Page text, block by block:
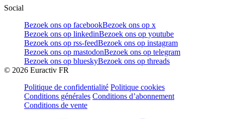
Social
Bezoek ons op facebookBezoek ons op x
Bezoek ons op linkedinBezoek ons op youtube
Bezoek ons op rss-feedBezoek ons op instagram
Bezoek ons op mastodonBezoek ons op telegram
Bezoek ons op blueskyBezoek ons op threads
© 2026 Euractiv FR
Politique de confidentialité Politique cookies
Conditions générales Conditions d’abonnement
Conditions de vente